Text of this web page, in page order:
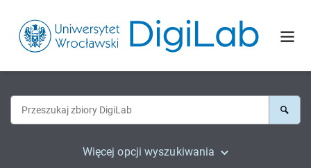
Więcej opcji wyszukiwania